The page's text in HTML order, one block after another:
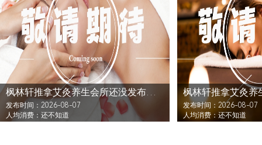
枫林轩推拿艾灸养生会所还没发布活动
发布时间：2026-08-07
人均消费：还不知道
发布时间：2026-08-07
人均消费：还不知道